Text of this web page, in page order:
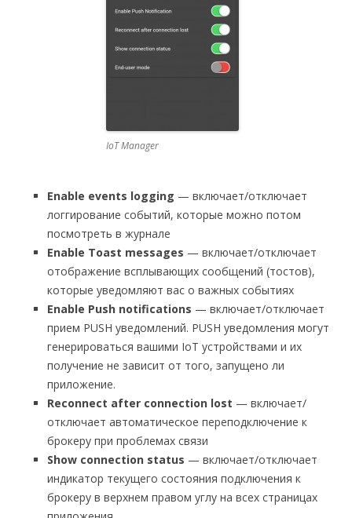
IoT Manager
Enable events logging — включает/отключает
логгирование событий, которые можно потом
посмотреть в журнале
Enable Toast messages — включает/отключает
отображение всплывающих сообщений (тостов),
которые уведомляют вас о важных событиях
Enable Push notifications — включает/отключает
прием PUSH уведомлений. PUSH уведомления могут
генерироваться вашими IoT устройствами и их
получение не зависит от того, запущено ли
приложение.
Reconnect after connection lost — включает/
отключает автоматическое переподключение к
брокеру при проблемах связи
Show connection status — включает/отключает
индикатор текущего состояния подключения к
брокеру в верхнем правом углу на всех страницах